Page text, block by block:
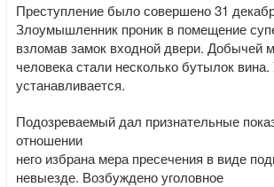
Преступление было совершено 31
Злоумышленник проник в помещение
взломав замок входной двери. Добычей
человека стали несколько бутылок
устанавливается.
Подозреваемый дал признательные
отношении
него избрана мера пресечения в виде
невыезде. Возбуждено уголовное